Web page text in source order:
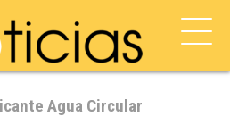
Agua Circular